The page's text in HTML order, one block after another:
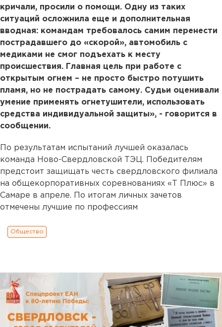
кричали, просили о помощи. Одну из таких
ситуаций осложнила еще и дополнительная
вводная: командам требовалось самим перенести
пострадавшего до «скорой», автомобиль с
медиками не смог подъехать к месту
происшествия. Главная цель при работе с
открытым огнем – не просто быстро потушить
пламя, но не пострадать самому. Судьи оценивали
умение применять огнетушители, использовать
средства индивидуальной защиты», - говорится в
сообщении.
По результатам испытаний лучшей оказалась
команда Ново-Свердловской ТЭЦ. Победителям
предстоит защищать честь свердловского филиала
на общекорпоративных соревнованиях «Т Плюс» в
Самаре в апреле. По итогам личных зачетов
отмечены лучшие по профессиям
Общество